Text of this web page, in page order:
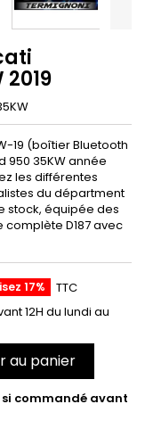
19 (boîtier Bluetooth
950 35KW année
les différentes
du départment
stock, équipée des
complète D187 avec
17%
TTC
12H du lundi au
au panier
si commandé avant